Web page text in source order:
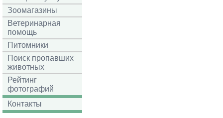
Зоомагазины
Ветеринарная
помощь
Питомники
Поиск пропавших
животных
Рейтинг
фотографий
Контакты